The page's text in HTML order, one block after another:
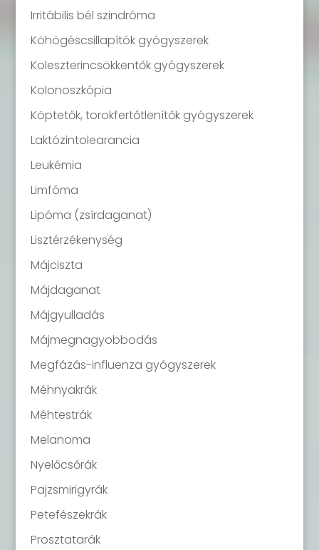
Irritábilis bél szindróma
Köhögéscsillapítók gyógyszerek
Koleszterincsökkentők gyógyszerek
Kolonoszkópia
Köptetők, torokfertőtlenítők gyógyszerek
Laktózintolearancia
Leukémia
Limfóma
Lipóma (zsírdaganat)
Lisztérzékenység
Májciszta
Májdaganat
Májgyulladás
Májmegnagyobbodás
Megfázás-influenza gyógyszerek
Méhnyakrák
Méhtestrák
Melanoma
Nyelőcsőrák
Pajzsmirigyrák
Petefészekrák
Prosztatarák